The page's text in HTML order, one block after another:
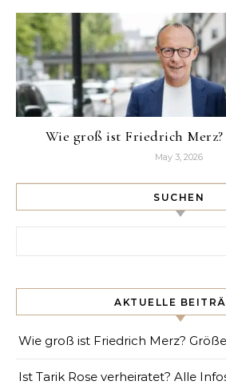
Wie groß ist Friedrich
May 3, 2026
SUCHEN
AKTUELLE
Wie groß ist Friedrich Merz?
Ist Tarik Rose verheiratet? Alle